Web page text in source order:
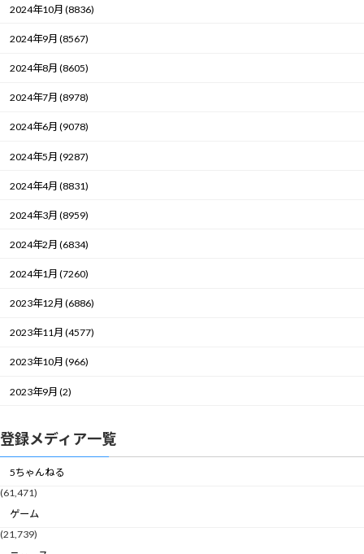
2024年10月 (8836)
2024年9月 (8567)
2024年8月 (8605)
2024年7月 (8978)
2024年6月 (9078)
2024年5月 (9287)
2024年4月 (8831)
2024年3月 (8959)
2024年2月 (6834)
2024年1月 (7260)
2023年12月 (6886)
2023年11月 (4577)
2023年10月 (966)
2023年9月 (2)
登録メディア一覧
5ちゃんねる
(61,471)
ゲーム
(21,739)